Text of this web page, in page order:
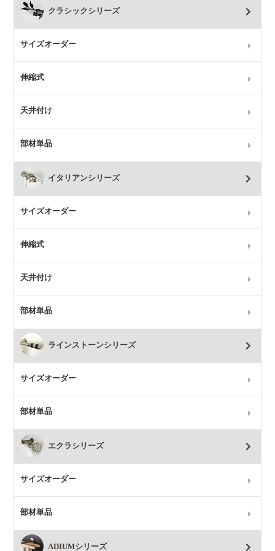
クラシックシリーズ
サイズオーダー
伸縮式
天井付け
部材単品
イタリアンシリーズ
サイズオーダー
伸縮式
天井付け
部材単品
ラインストーンシリーズ
サイズオーダー
部材単品
エクラシリーズ
サイズオーダー
部材単品
ADIUMシリーズ